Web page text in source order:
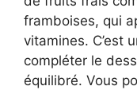
framboises, qui
vitamines. C’est
compléter le
équilibré. Vous